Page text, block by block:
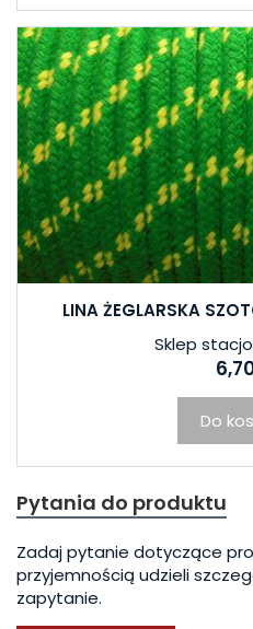
LINA ŻEGLARSKA
Sklep
Do
Pytania do produktu
Zadaj pytanie dotyczące
przyjemnością udzieli
zapytanie.